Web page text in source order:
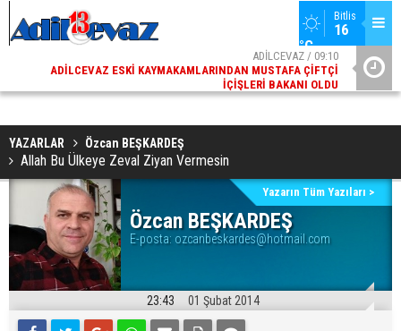
Bitlis
16
°C
ADİLCEVAZ / 09:10
ADILCEVAZ ESKI KAYMAKAMLARINDAN MUSTAFA ÇIFTÇI
İÇIŞLERI BAKANI OLDU
YAZARLAR Özcan BEŞKARDEŞ
Allah Bu Ülkeye Zeval Ziyan Vermesin
Özcan BEŞKARDEŞ
E-posta: ozcanbeskardes@hotmail.com
Yazarın Tüm Yazıları >
23:43 01 Şubat 2014